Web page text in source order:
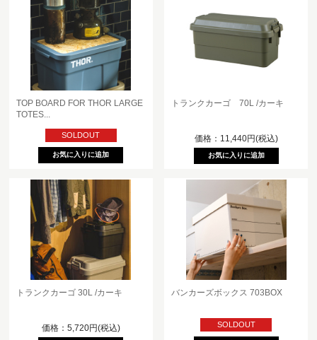
TOP BOARD FOR THOR LARGE
TOTES...
SOLDOUT
トランクカーゴ 70L /カーキ
価格：11,440円(税込)
トランクカーゴ 30L /カーキ
価格：5,720円(税込)
バンカーズボックス 703BOX
SOLDOUT